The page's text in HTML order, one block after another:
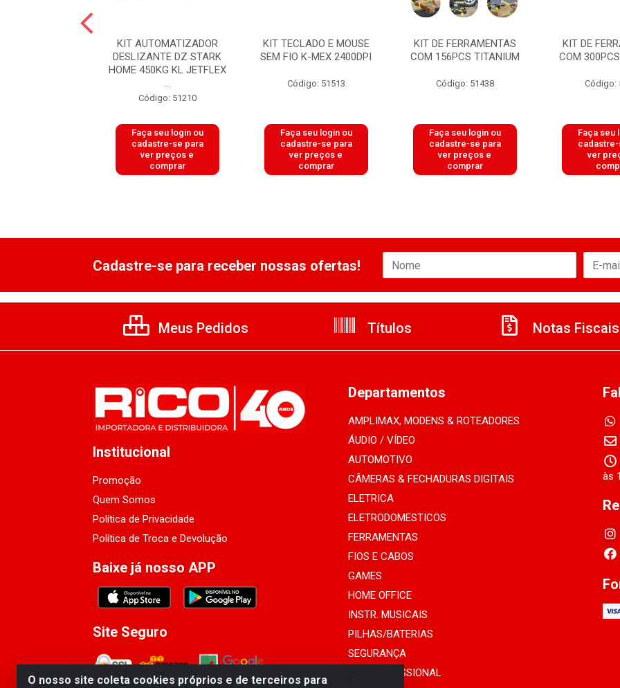
KIT AUTOMATIZADOR
DESLIZANTE DZ STARK
HOME 450KG KL JETFLEX
...
Código: 51210
Faça seu login ou
cadastre-se para
ver preços e
comprar
KIT TECLADO E MOUSE
SEM FIO K-MEX 2400DPI
Código: 51513
Faça seu login ou
cadastre-se para
ver preços e
comprar
KIT DE FERRAMENTAS
COM 156PCS TITANIUM
Código: 51438
Faça seu login ou
cadastre-se para
ver preços e
comprar
KIT DE
COM
Código:
Faça seu
ver
O nosso site coleta cookies próprios e de terceiros para
Cadastre-se para receber nossas ofertas!
Meus Pedidos Títulos Notas Fiscais
Institucional
Promoção
Quem Somos
Política de Privacidade
Política de Troca e Devolução
Baixe já nosso APP
Site Seguro
Departamentos
AMPLIMAX, MODENS & ROTEADORES
ÁUDIO / VÍDEO
AUTOMOTIVO
CÂMERAS & FECHADURAS DIGITAIS
ELETRICA
ELETRODOMESTICOS
FERRAMENTAS
FIOS E CABOS
GAMES
HOME OFFICE
INSTR. MUSICAIS
PILHAS/BATERIAS
SEGURANÇA
SOM PROFISSIONAL
às